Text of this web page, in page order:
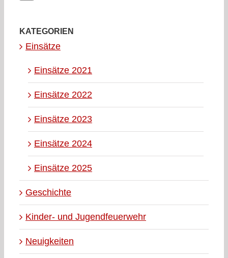
KATEGORIEN
Einsätze
Einsätze 2021
Einsätze 2022
Einsätze 2023
Einsätze 2024
Einsätze 2025
Geschichte
Kinder- und Jugendfeuerwehr
Neuigkeiten